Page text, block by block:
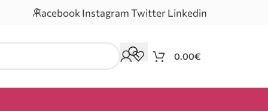
FacebookInstagramTwitterLinkedin
0.00€